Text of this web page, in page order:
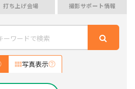
打ち上げ会場 撮影サポート情報
写真表示